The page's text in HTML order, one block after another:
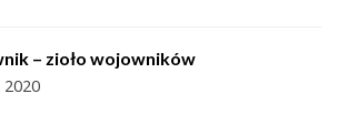
– zioło wojowników